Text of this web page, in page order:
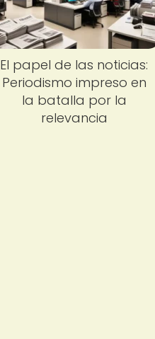
El papel de las noticias:
Periodismo impreso en
la batalla por la
relevancia